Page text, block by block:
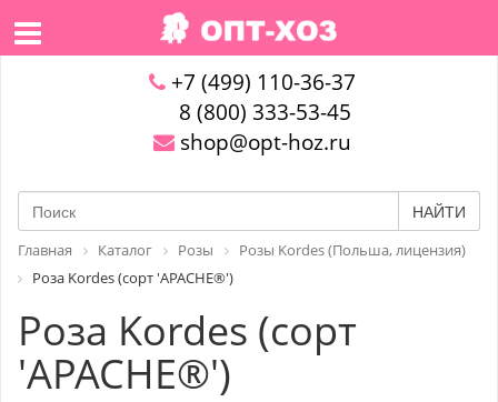
+7 (499) 110-36-37
8 (800) 333-53-45
shop@opt-hoz.ru
НАЙТИ
Главная Каталог Розы
Розы Kordes (Польша, лицензия)
Роза Kordes (сорт 'APACHE®')
Роза Kordes (сорт
'APACHE®')